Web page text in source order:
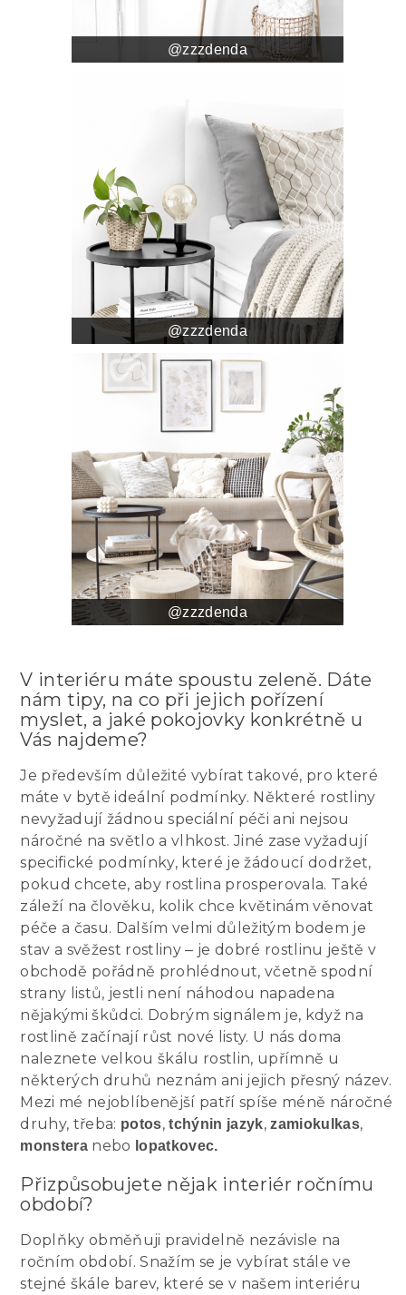
@zzzdenda
@zzzdenda
@zzzdenda
V interiéru máte spoustu zeleně. Dáte
nám tipy, na co při jejich pořízení
myslet, a jaké pokojovky konkrétně u
Vás najdeme?
Je především důležité vybírat takové, pro které
máte v bytě ideální podmínky. Některé rostliny
nevyžadují žádnou speciální péči ani nejsou
náročné na světlo a vlhkost. Jiné zase vyžadují
specifické podmínky, které je žádoucí dodržet,
pokud chcete, aby rostlina prosperovala. Také
záleží na člověku, kolik chce květinám věnovat
péče a času. Dalším velmi důležitým bodem je
stav a svěžest rostliny– je dobré rostlinu ještě v
obchodě pořádně prohlédnout, včetně spodní
strany listů, jestli není náhodou napadena
nějakými škůdci. Dobrým signálem je, když na
rostlině začínají růst nové listy. U nás doma
naleznete velkou škálu rostlin, upřímně u
některých druhů neznám ani jejich přesný název.
Mezi mé nejoblíbenější patří spíše méně náročné
druhy, třeba: potos,tchýnin jazyk,zamiokulkas,
monsteranebo lopatkovec.
Přizpůsobujete nějak interiér ročnímu
období?
Doplňky obměňuji pravidelně nezávisle na
ročním období. Snažím se je vybírat stále ve
stejné škále barev, které se v našem interiéru